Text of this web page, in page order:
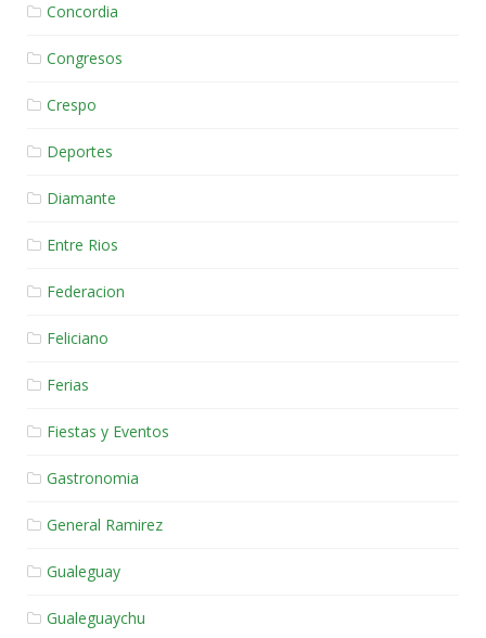
Concordia
Congresos
Crespo
Deportes
Diamante
Entre Rios
Federacion
Feliciano
Ferias
Fiestas y Eventos
Gastronomia
General Ramirez
Gualeguay
Gualeguaychu